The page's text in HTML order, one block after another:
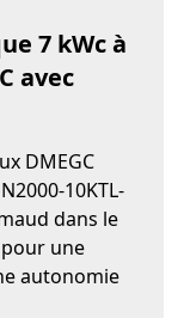
7 kWc à
avec
DMEGC
10KTL-
dans le
une
autonomie